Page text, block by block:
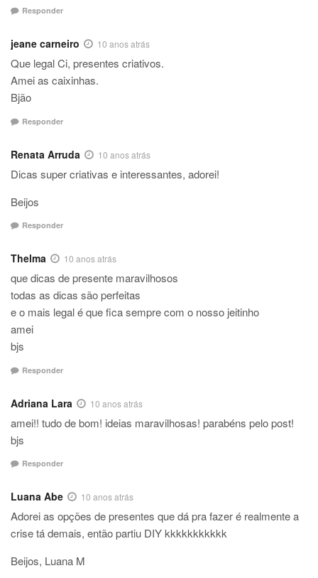
Responder
jeane carneiro 10 anos atrás
Que legal Ci, presentes criativos.
Amei as caixinhas.
Bjão
Responder
Renata Arruda 10 anos atrás
Dicas super criativas e interessantes, adorei!
Beijos
Responder
Thelma 10 anos atrás
que dicas de presente maravilhosos
todas as dicas são perfeitas
e o mais legal é que fica sempre com o nosso jeitinho
amei
bjs
Responder
Adriana Lara 10 anos atrás
amei!! tudo de bom! ideias maravilhosas! parabéns pelo post!
bjs
Responder
Luana Abe 10 anos atrás
Adorei as opções de presentes que dá pra fazer é realmente a
crise tá demais, então partiu DIY kkkkkkkkkkk
Beijos, Luana M